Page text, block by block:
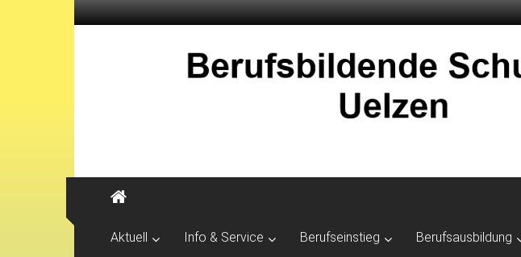
Aktuell Info & Service Berufseinstieg Berufsausbildung